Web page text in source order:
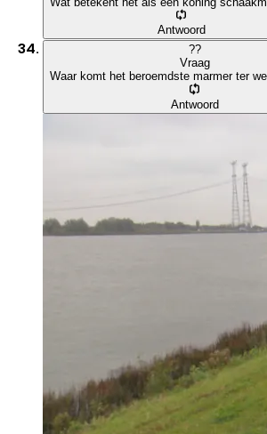
Antwoord
??
Vraag
Waar komt het beroemdste marmer ter
Antwoord